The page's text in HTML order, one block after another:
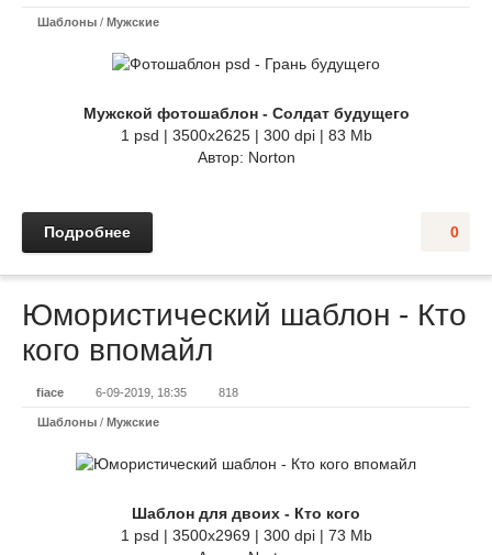
Шаблоны / Мужские
Мужской фотошаблон - Солдат будущего
1 psd | 3500x2625 | 300 dpi | 83 Mb
Автор: Norton
0
Подробнее
Юмористический шаблон - Кто
кого впомайл
fiace 6-09-2019, 18:35 818
Шаблоны / Мужские
Шаблон для двоих - Кто кого
1 psd | 3500x2969 | 300 dpi | 73 Mb